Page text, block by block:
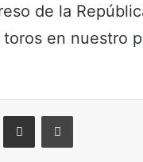
de la
en nuestro
Compartir por correo electrónicoImprimir